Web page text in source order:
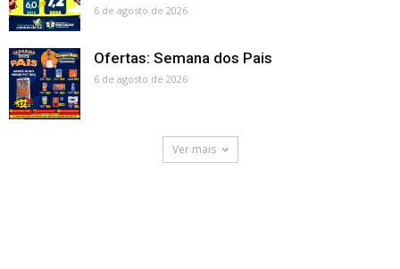
6 de agosto de 2026
Ofertas: Semana dos Pais
6 de agosto de 2026
Ver mais